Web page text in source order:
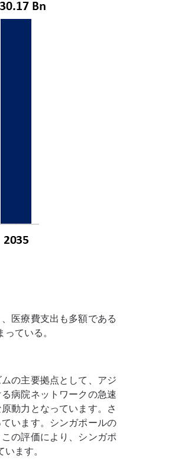
医療費支出も多額である
ている。
の主要拠点として、アジ
病院ネットワークの急速
動力となっています。さ
います。シンガポールの
の評価により、シンガポ
ます。